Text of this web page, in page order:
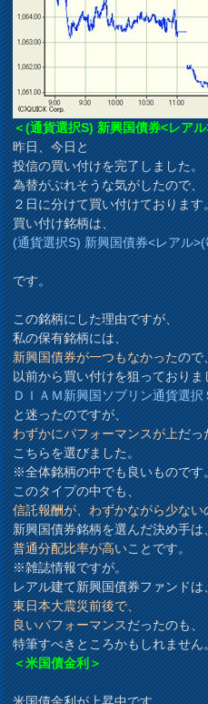
＜(通貨選択S) 新興国債券<レア
昨日、今日と
投信の買い付けを完了しました。
為替がぶれそうな気がしたので、
２日に分けて買い付けております
買い付け銘柄は、
(通貨選択S) 新興国債券<レアル
です。
この銘柄にした理由ですが、
私の保有銘柄には、
新興国債券が一つもなかったので
以前から買い付けを狙っておりま
ＤＩＡＭ新興国ソブリン通貨選択
と迷ったのですが、
わずかにパフォーマンスが上だっ
こちらを選びました。
※全体銘柄の中でも良いものです
このタイプの中でも、
信託報酬が、わずかながら少ない
新興国債券銘柄を選んだ決め手は
普通分配比率が高いことです。
※雑誌情報ですが。
レアル建て新興国債券ファンドは
東日本大震災前後で、
良いパフォーマンスだったのも、
特筆すべきところかもしれません
＜米国債金利＞
米国債金利が上昇中です。